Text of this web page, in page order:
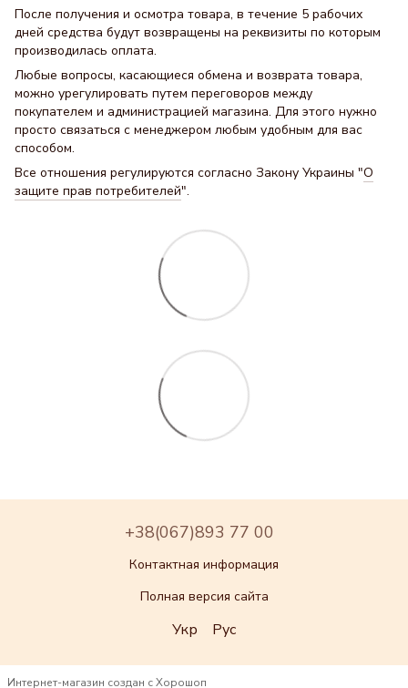
После получения и осмотра товара, в течение 5 рабочих
дней средства будут возвращены на реквизиты по которым
производилась оплата.
Любые вопросы, касающиеся обмена и возврата товара,
можно урегулировать путем переговоров между
покупателем и администрацией магазина. Для этого нужно
просто связаться с менеджером любым удобным для вас
способом.
Все отношения регулируются согласно Закону Украины "О
защите прав потребителей".
+38(067)893 77 00
Контактная информация
Полная версия сайта
Укр Рус
Интернет-магазин создан с Хорошоп